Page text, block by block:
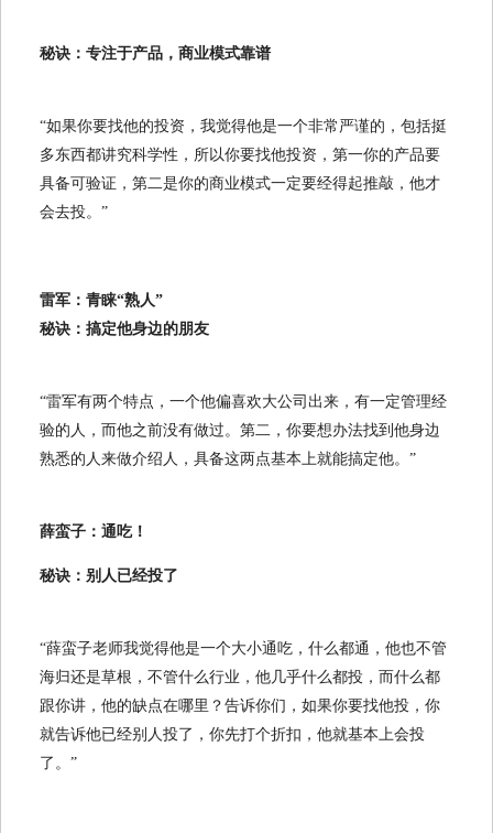
秘诀：专注于产品，商业模式靠谱
“如果你要找他的投资，我觉得他是一个非常严谨的，包括挺
多东西都讲究科学性，所以你要找他投资，第一你的产品要
具备可验证，第二是你的商业模式一定要经得起推敲，他才
会去投。”
雷军：青睐“熟人”
秘诀：搞定他身边的朋友
“雷军有两个特点，一个他偏喜欢大公司出来，有一定管理经
验的人，而他之前没有做过。第二，你要想办法找到他身边
熟悉的人来做介绍人，具备这两点基本上就能搞定他。”
薛蛮子：通吃！
秘诀：别人已经投了
“薛蛮子老师我觉得他是一个大小通吃，什么都通，他也不管
海归还是草根，不管什么行业，他几乎什么都投，而什么都
跟你讲，他的缺点在哪里？告诉你们，如果你要找他投，你
就告诉他已经别人投了，你先打个折扣，他就基本上会投
了。”